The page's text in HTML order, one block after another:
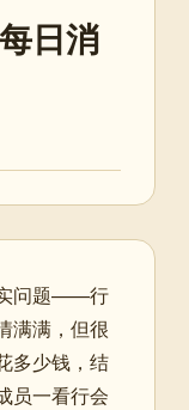
日消
问题——行
满满，但很
多少钱，结
员一看行会